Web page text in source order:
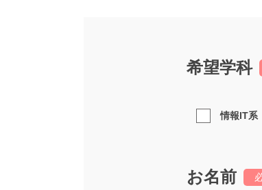
希望学科
情報IT系
お名前